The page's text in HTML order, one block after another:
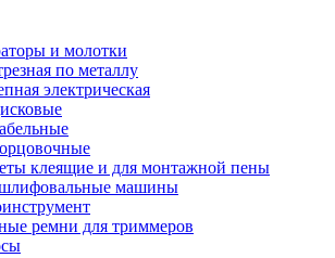
и молотки
по металлу
электрическая
клеящие и для монтажной пены
машины
ремни для триммеров